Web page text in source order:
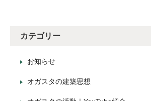
カテゴリー
お知らせ
オガスタの建築思想